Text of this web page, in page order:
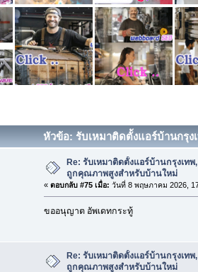
หัวข้อ: รับเหมาติดตั้งแอร์บ้านกรุ
Re: รับเหมาติดตั้งแอร์บ้านกรุงเท
ถูกคุณภาพสูงสำหรับบ้านใหม่
« ตอบกลับ #75 เมื่อ: วันที่ 8 พฤษภาคม 2026,
ขออนุญาต อัพเดทกระทู้
Re: รับเหมาติดตั้งแอร์บ้านกรุงเท
ถูกคุณภาพสูงสำหรับบ้านใหม่